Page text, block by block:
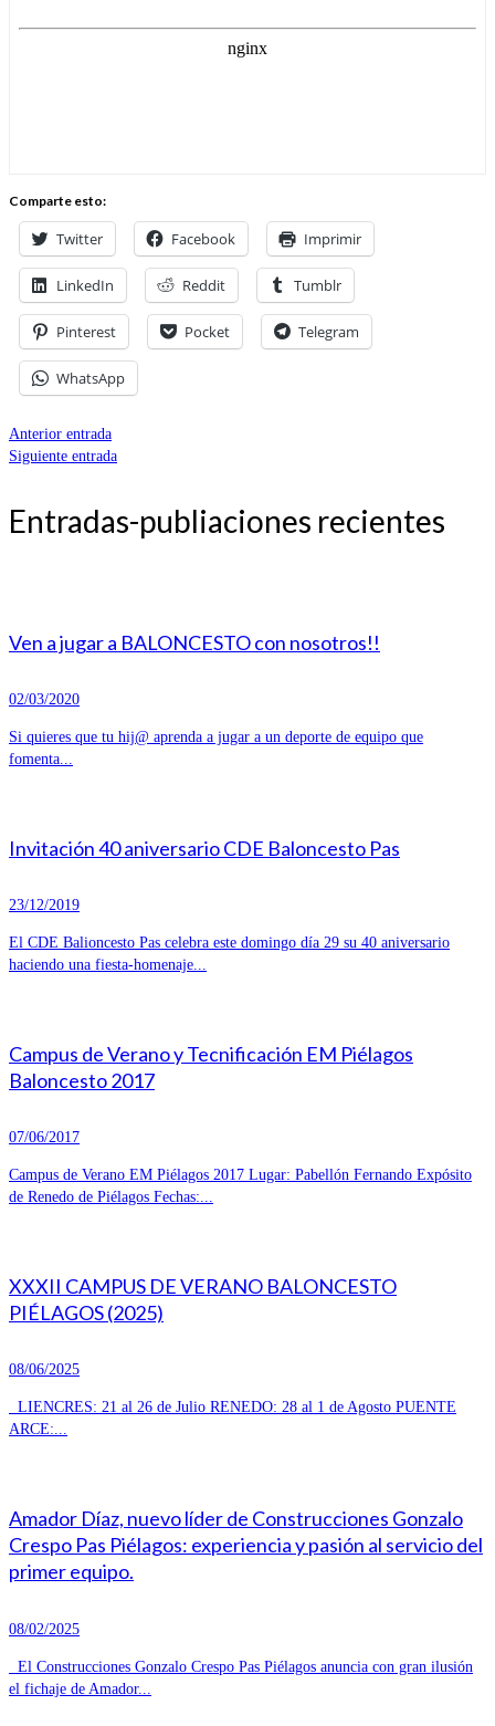
Comparte esto:
Twitter Facebook Imprimir
LinkedIn Reddit Tumblr
Pinterest Pocket Telegram
WhatsApp
Anterior entrada
Siguiente entrada
Entradas-publiaciones recientes
Ven a jugar a BALONCESTO con nosotros!!
02/03/2020
Si quieres que tu hij@ aprenda a jugar a un deporte de equipo que
fomenta...
Invitación 40 aniversario CDE Baloncesto Pas
23/12/2019
El CDE Balioncesto Pas celebra este domingo día 29 su 40 aniversario
haciendo una fiesta-homenaje...
Campus de Verano y Tecnificación EM Piélagos
Baloncesto 2017
07/06/2017
Campus de Verano EM Piélagos 2017 Lugar: Pabellón Fernando Expósito
de Renedo de Piélagos Fechas:...
XXXII CAMPUS DE VERANO BALONCESTO
PIÉLAGOS (2025)
08/06/2025
LIENCRES: 21 al 26 de Julio RENEDO: 28 al 1 de Agosto PUENTE
ARCE:...
Amador Díaz, nuevo líder de Construcciones Gonzalo
Crespo Pas Piélagos: experiencia y pasión al servicio del
primer equipo.
08/02/2025
El Construcciones Gonzalo Crespo Pas Piélagos anuncia con gran ilusión
el fichaje de Amador...